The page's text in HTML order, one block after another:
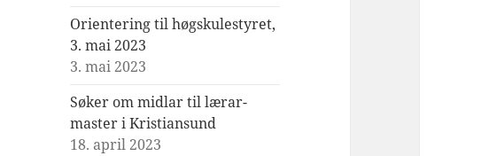
Orientering til høgskulestyret,
3. mai 2023
3. mai 2023
Søker om midlar til lærar-
master i Kristiansund
18. april 2023